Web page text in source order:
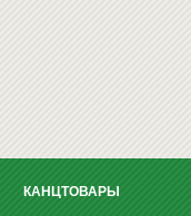
КАНЦТОВАРЫ